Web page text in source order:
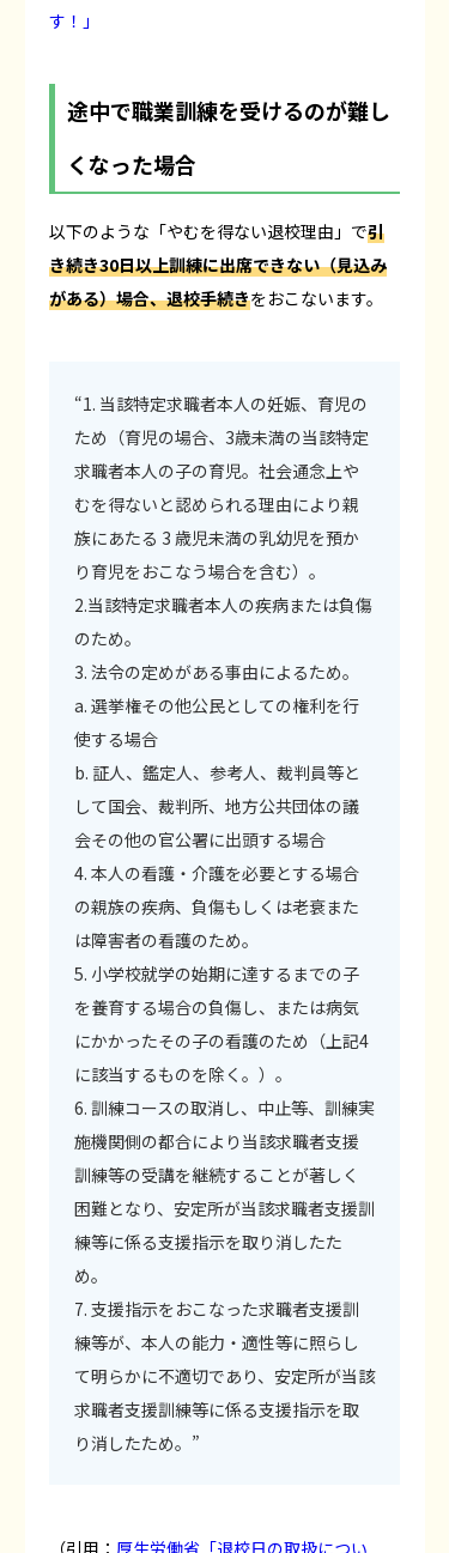
す！」
途中で職業訓練を受けるのが難し
くなった場合
以下のような「やむを得ない退校理由」で引
き続き30日以上訓練に出席できない（見込み
がある）場合、退校手続きをおこないます。
“1. 当該特定求職者本人の妊娠、育児の
ため（育児の場合、3歳未満の当該特定
求職者本人の子の育児。社会通念上や
むを得ないと認められる理由により親
族にあたる 3 歳児未満の乳幼児を預か
り育児をおこなう場合を含む）。
2.当該特定求職者本人の疾病または負傷
のため。
3. 法令の定めがある事由によるため。
a. 選挙権その他公民としての権利を行
使する場合
b. 証人、鑑定人、参考人、裁判員等と
して国会、裁判所、地方公共団体の議
会その他の官公署に出頭する場合
4. 本人の看護・介護を必要とする場合
の親族の疾病、負傷もしくは老衰また
は障害者の看護のため。
5. 小学校就学の始期に達するまでの子
を養育する場合の負傷し、または病気
にかかったその子の看護のため（上記4
に該当するものを除く。）。
6. 訓練コースの取消し、中止等、訓練実
施機関側の都合により当該求職者支援
訓練等の受講を継続することが著しく
困難となり、安定所が当該求職者支援訓
練等に係る支援指示を取り消したた
め。
7. 支援指示をおこなった求職者支援訓
練等が、本人の能力・適性等に照らし
て明らかに不適切であり、安定所が当該
求職者支援訓練等に係る支援指示を取
り消したため。”
（引用： 厚生労働省「退校日の取扱につい